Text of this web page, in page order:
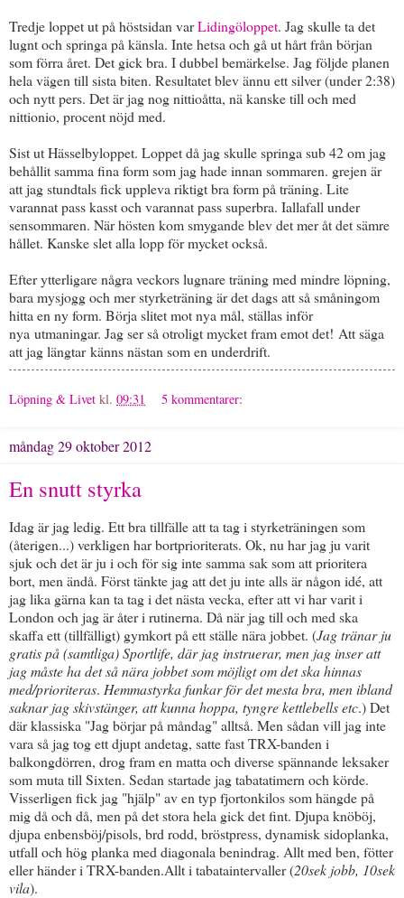
Tredje loppet ut på höstsidan varLidingöloppet. Jag skulle ta det
lugnt och springa på känsla. Inte hetsa och gå ut hårt från början
som förra året. Det gick bra. I dubbel bemärkelse. Jag följde planen
hela vägen till sista biten. Resultatet blev ännu ett silver (under 2:38)
och nytt pers. Det är jag nog nittioåtta, nä kanske till och med
nittionio, procent nöjd med.
Sist ut Hässelbyloppet. Loppet då jag skulle springa sub 42 om jag
behållit samma fina form som jag hade innan sommaren. grejen är
att jag stundtals fick uppleva riktigt bra form på träning. Lite
varannat pass kasst och varannat pass superbra. Iallafall under
sensommaren. När hösten kom smygande blev det mer åt det sämre
hållet. Kanske slet alla lopp för mycket också.
Efter ytterligare några veckors lugnare träning med mindre löpning,
bara mysjogg och mer styrketräning är det dags att så småningom
hitta en ny form. Börja slitet mot nya mål, ställas inför
nya utmaningar. Jag ser så otroligt mycket fram emot det! Att säga
att jag längtar känns nästan som en underdrift.
Löpning & Livet kl. 09:31 5 kommentarer:
måndag 29 oktober 2012
En snutt styrka
Idag är jag ledig. Ett bra tillfälle att ta tag i styrketräningen som
(återigen...) verkligen har bortprioriterats. Ok, nu har jag ju varit
sjuk och det är ju i och för sig inte samma sak som att prioritera
bort, men ändå. Först tänkte jag att det ju inte alls är någon idé, att
jag lika gärna kan ta tag i det nästa vecka, efter att vi har varit i
London och jag är åter i rutinerna. Då när jag till och med ska
skaffa ett (tillfälligt) gymkort på ett ställe nära jobbet. (Jag tränar ju
gratis på (samtliga) Sportlife, där jag instruerar, men jag inser att
jag måste ha det så nära jobbet som möjligt om det ska hinnas
med/prioriteras. Hemmastyrka funkar för det mesta bra, men ibland
saknar jag skivstänger, att kunna hoppa, tyngre kettlebells etc.) Det
där klassiska "Jag börjar på måndag" alltså. Men sådan vill jag inte
vara så jag tog ett djupt andetag, satte fast TRX-banden i
balkongdörren, drog fram en matta och diverse spännande leksaker
som muta till Sixten. Sedan startade jag tabatatimern och körde.
Visserligen fick jag "hjälp" av en typ fjortonkilos som hängde på
mig då och då, men på det stora hela gick det fint. Djupa knöböj,
djupa enbensböj/pisols, brd rodd, bröstpress, dynamisk sidoplanka,
utfall och hög planka med diagonala benindrag. Allt med ben, fötter
eller händer i TRX-banden.Allt i tabataintervaller (20sek jobb, 10sek
vila).